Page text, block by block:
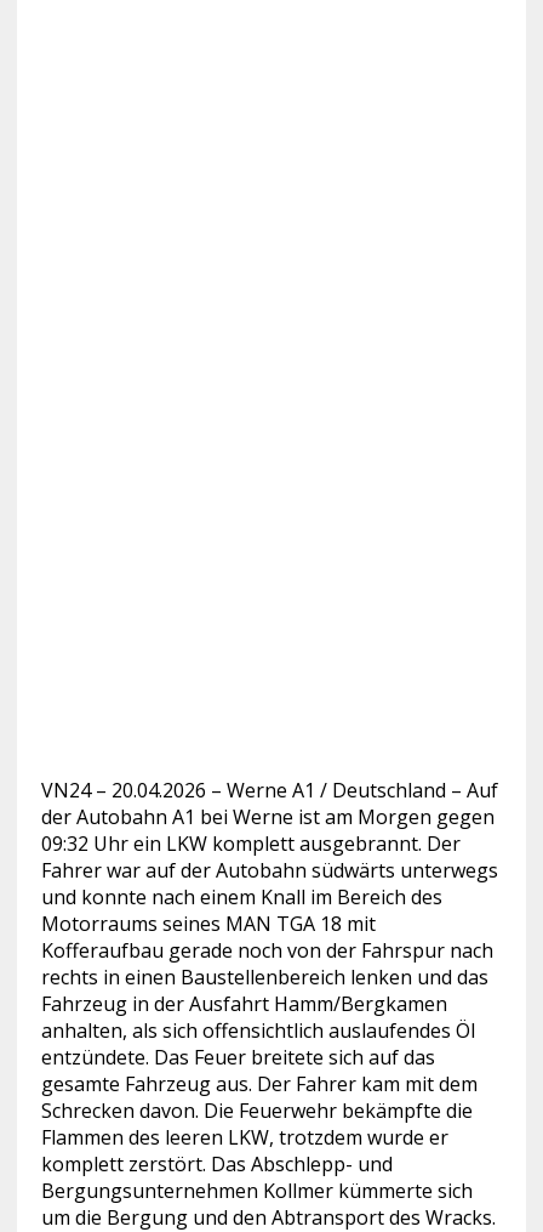
VN24 – 20.04.2026 – Werne A1 / Deutschland – Auf
der Autobahn A1 bei Werne ist am Morgen gegen
09:32 Uhr ein LKW komplett ausgebrannt. Der
Fahrer war auf der Autobahn südwärts unterwegs
und konnte nach einem Knall im Bereich des
Motorraums seines MAN TGA 18 mit
Kofferaufbau gerade noch von der Fahrspur nach
rechts in einen Baustellenbereich lenken und das
Fahrzeug in der Ausfahrt Hamm/Bergkamen
anhalten, als sich offensichtlich auslaufendes Öl
entzündete. Das Feuer breitete sich auf das
gesamte Fahrzeug aus. Der Fahrer kam mit dem
Schrecken davon. Die Feuerwehr bekämpfte die
Flammen des leeren LKW, trotzdem wurde er
komplett zerstört. Das Abschlepp- und
Bergungsunternehmen Kollmer kümmerte sich
um die Bergung und den Abtransport des Wracks.